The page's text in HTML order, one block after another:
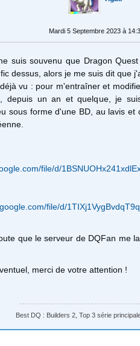
Mardi 5 Septembre 2023 à
suis souvenu que Dragon
dessus, alors je me suis dit que
vu : pour m'entraîner et
depuis un an et quelque, je
sous forme d'une BD, au lavis et
file/d/
file/d/
que le serveur de DQFan me
merci de votre attention !
Best DQ : Builders 2, Top 3 série